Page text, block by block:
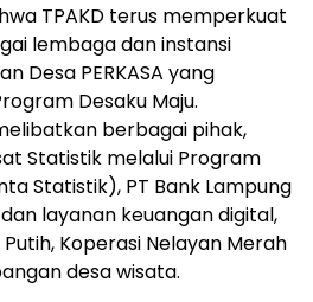
TPAKD terus memperkuat
lembaga dan instansi
Desa PERKASA yang
Desaku Maju.
berbagai pihak,
Statistik melalui Program
Statistik), PT Bank Lampung
layanan keuangan digital,
Koperasi Nelayan Merah
desa wisata.